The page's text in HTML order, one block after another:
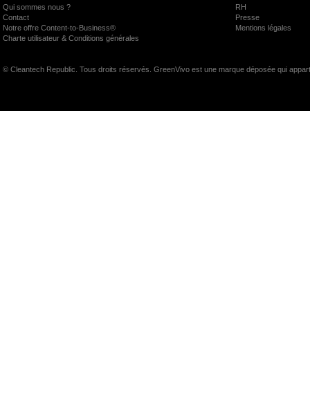
Qui sommes nous ?
RH
Contact
Presse
Notre offre Content-to-Business®
Mentions légales
Charte utilisateur & Conditions générales
© Cleantech Republic. Tous droits réservés. GreenVivo est une marque déposée qui